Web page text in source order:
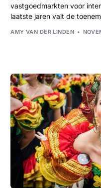
vastgoedmarkten voor
laatste jaren valt de
AMY VAN DER LINDEN